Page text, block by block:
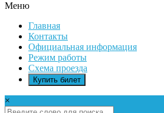
ИКАР
Меню
Главная
Контакты
Официальная информация
Режим работы
Схема проезда
Купить билет
×